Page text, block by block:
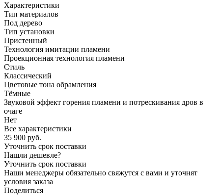
Характеристики
Тип материалов
Под дерево
Тип установки
Пристенный
Технология имитации пламени
Проекционная технология пламени
Стиль
Классический
Цветовые тона обрамления
Тёмные
Звуковой эффект горения пламени и потрескивания дров в
очаге
Нет
Все характеристики
35 900 руб.
Уточнить срок поставки
Нашли дешевле?
Уточнить срок поставки
Наши менеджеры обязательно свяжутся с вами и уточнят
условия заказа
Поделиться